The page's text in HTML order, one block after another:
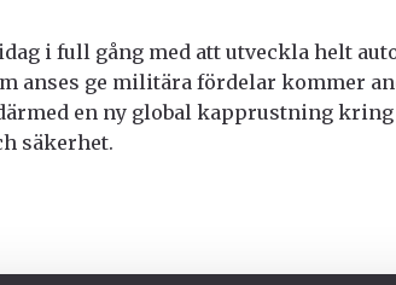
i full gång med att utveckla helt
anses ge militära fördelar kommer
en ny global kapprustning
säkerhet.